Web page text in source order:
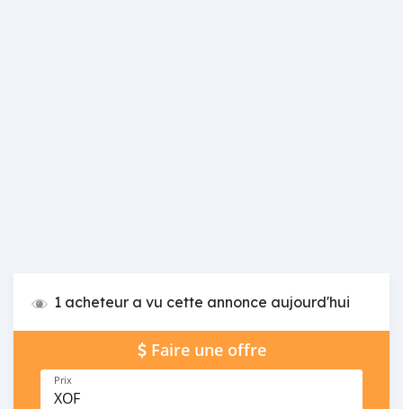
1 acheteur a vu cette annonce aujourd'hui
Faire une offre
Prix
XOF